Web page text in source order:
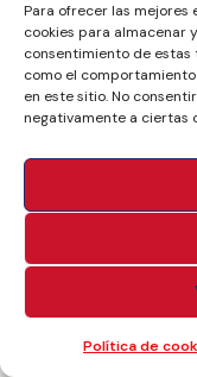
Para ofrecer las mejores
cookies para almacenar
consentimiento de
como el
en este sitio. No
negativamente a ciertas
Política de